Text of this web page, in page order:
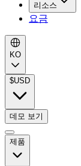
리소스
요금
KO
$USD
데모 보기
제품